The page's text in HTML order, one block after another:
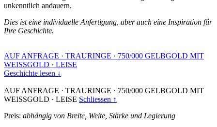
unkenntlich andauern.
Dies ist eine individuelle Anfertigung, aber auch eine Inspiration für
Ihre Geschichte.
AUF ANFRAGE · TRAURINGE · 750/000 GELBGOLD MIT
WEISSGOLD · LEISE
Geschichte lesen ↓
AUF ANFRAGE · TRAURINGE · 750/000 GELBGOLD MIT
WEISSGOLD · LEISE Schliessen ↑
Preis: abhängig von Breite, Weite, Stärke und Legierung